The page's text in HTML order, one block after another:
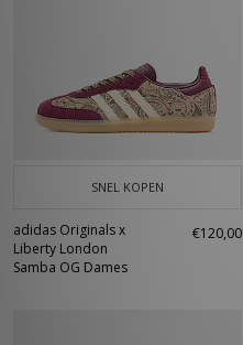
SNEL KOPEN
adidas Originals x
Liberty London
Samba OG Dames
€120,00